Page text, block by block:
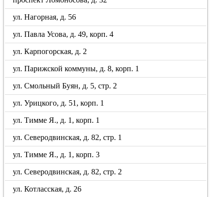
ул. Нагорная, д. 56
ул. Павла Усова, д. 49, корп. 4
ул. Карпогорская, д. 2
ул. Парижской коммуны, д. 8, корп. 1
ул. Смольный Буян, д. 5, стр. 2
ул. Урицкого, д. 51, корп. 1
ул. Тимме Я., д. 1, корп. 1
ул. Северодвинская, д. 82, стр. 1
ул. Тимме Я., д. 1, корп. 3
ул. Северодвинская, д. 82, стр. 2
ул. Котласская, д. 26